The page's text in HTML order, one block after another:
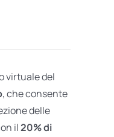
virtuale del
, che consente
delle
il20% di